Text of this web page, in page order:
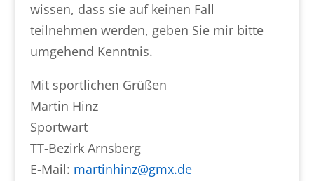
wissen, dass sie auf keinen Fall
teilnehmen werden, geben Sie mir bitte
umgehend Kenntnis.
Mit sportlichen Grüßen
Martin Hinz
Sportwart
TT-Bezirk Arnsberg
E-Mail: martinhinz@gmx.de